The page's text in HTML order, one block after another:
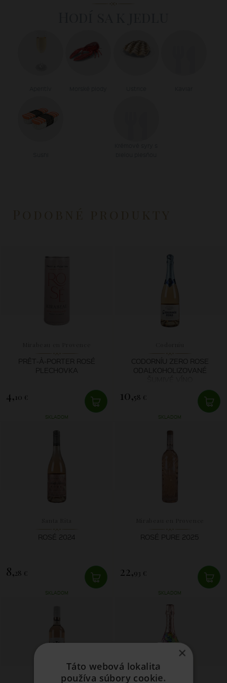
PRÊT-À-PORTER ROSÉ
PLECHOVKA
4, 10 €
SKLADOM
CODORNÍU ZERO ROSE
ODALKOHOLIZOVANÉ
10,58 €
SKLADOM
ROSÉ 2024
8,28 €
SKLADOM
ROSÉ PURE 2025
22,93 €
SKLADOM
×
Táto webová lokalita
používa súbory cookie.